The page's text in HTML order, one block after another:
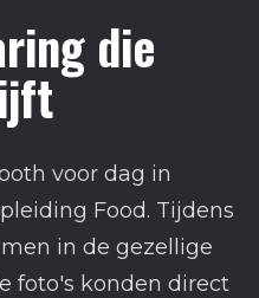
die
voor dag in
Food. Tijdens
in de gezellige
foto's konden direct